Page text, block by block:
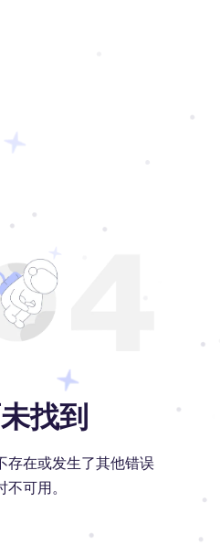
找到
存在或发生了其他错误
不可用。